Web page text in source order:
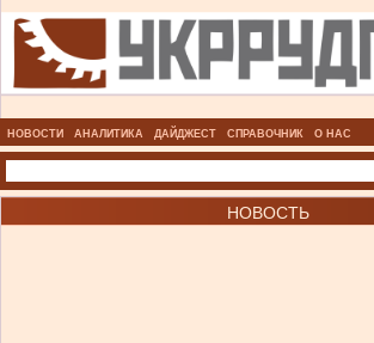
НОВОСТИ АНАЛИТИКА ДАЙДЖЕСТ СПРАВОЧНИК О НАС
НОВОСТЬ